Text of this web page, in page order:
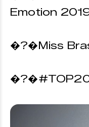
Emotion
�?�Miss
�?�#TOP20